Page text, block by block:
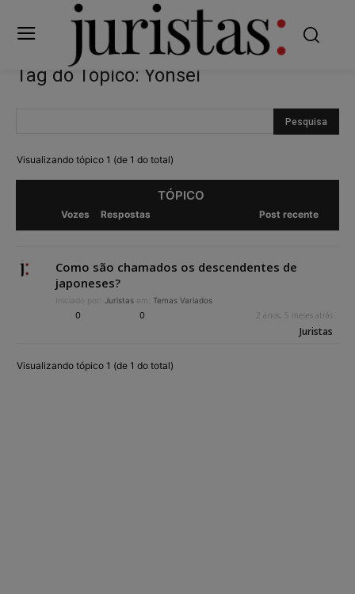
Tag do Tópico: Yonsei
Visualizando tópico 1 (de 1 do total)
TÓPICO
Vozes Respostas Post recente
Como são chamados os descendentes de
japoneses?
Iniciado por: Juristas em: Temas Variados
0 0 2 anos, 5 meses atrás
Juristas
Visualizando tópico 1 (de 1 do total)